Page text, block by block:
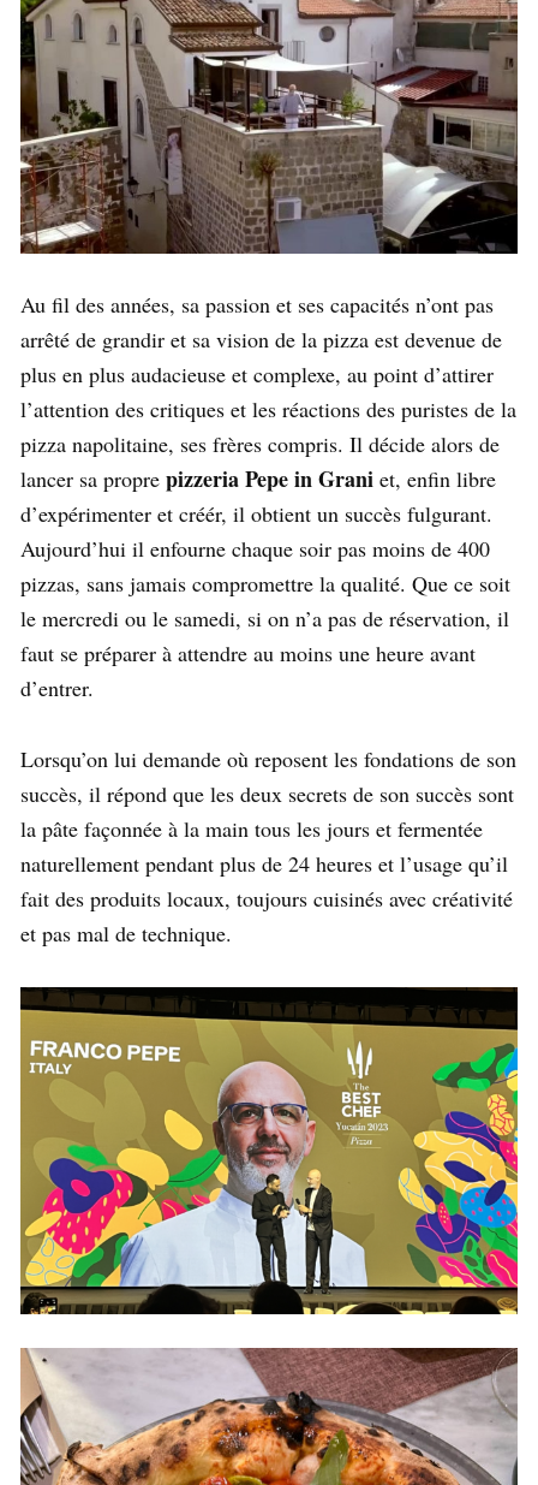
Au fil des années, sa passion et ses capacités n’ont pas
arrêté de grandir et sa vision de la pizza est devenue de
plus en plus audacieuse et complexe, au point d’attirer
l’attention des critiques et les réactions des puristes de la
pizza napolitaine, ses frères compris. Il décide alors de
lancer sa propre pizzeria Pepe in Grani et, enfin libre
d’expérimenter et créér, il obtient un succès fulgurant.
Aujourd’hui il enfourne chaque soir pas moins de 400
pizzas, sans jamais compromettre la qualité. Que ce soit
le mercredi ou le samedi, si on n’a pas de réservation, il
faut se préparer à attendre au moins une heure avant
d’entrer.
Lorsqu’on lui demande où reposent les fondations de son
succès, il répond que les deux secrets de son succès sont
la pâte façonnée à la main tous les jours et fermentée
naturellement pendant plus de 24 heures et l’usage qu’il
fait des produits locaux, toujours cuisinés avec créativité
et pas mal de technique.